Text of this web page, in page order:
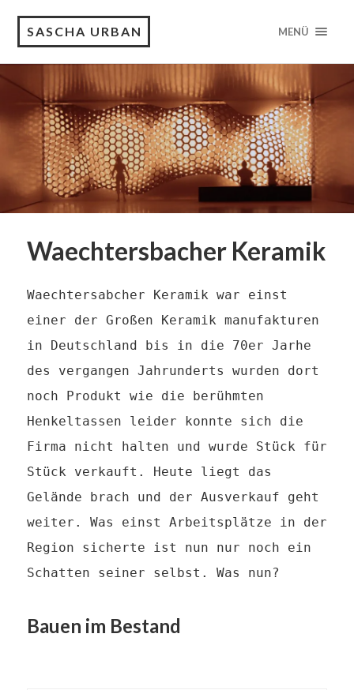
SASCHA URBAN MENÜ
Waechtersbacher Keramik
Waechtersabcher Keramik war einst
einer der Großen Keramik manufakturen
in Deutschland bis in die 70er Jarhe
des vergangen Jahrunderts wurden dort
noch Produkt wie die berühmten
Henkeltassen leider konnte sich die
Firma nicht halten und wurde Stück für
Stück verkauft. Heute liegt das
Gelände brach und der Ausverkauf geht
weiter. Was einst Arbeitsplätze in der
Region sicherte ist nun nur noch ein
Schatten seiner selbst. Was nun?
Bauen im Bestand